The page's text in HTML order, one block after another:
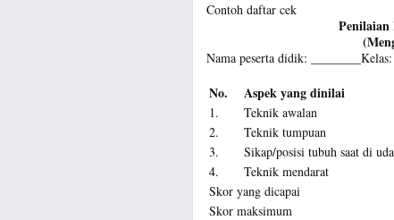
Contoh daftar cek
Penilaian
Nama peserta didik: ________Kelas:
No. Aspek yang dinilai
1. Teknik awalan
2.
Teknik tumpuan
3.
Sikap/posisi tubuh saat di
4.
Teknik mendarat
Skor yang dicapai
Skor maksimum